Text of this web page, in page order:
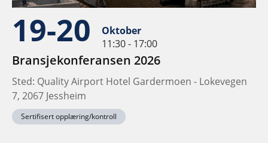
19-20
Oktober
11:30 - 17:00
Bransjekonferansen 2026
Sted: Quality Airport Hotel Gardermoen - Lokevegen
7, 2067 Jessheim
Sertifisert opplæring/kontroll